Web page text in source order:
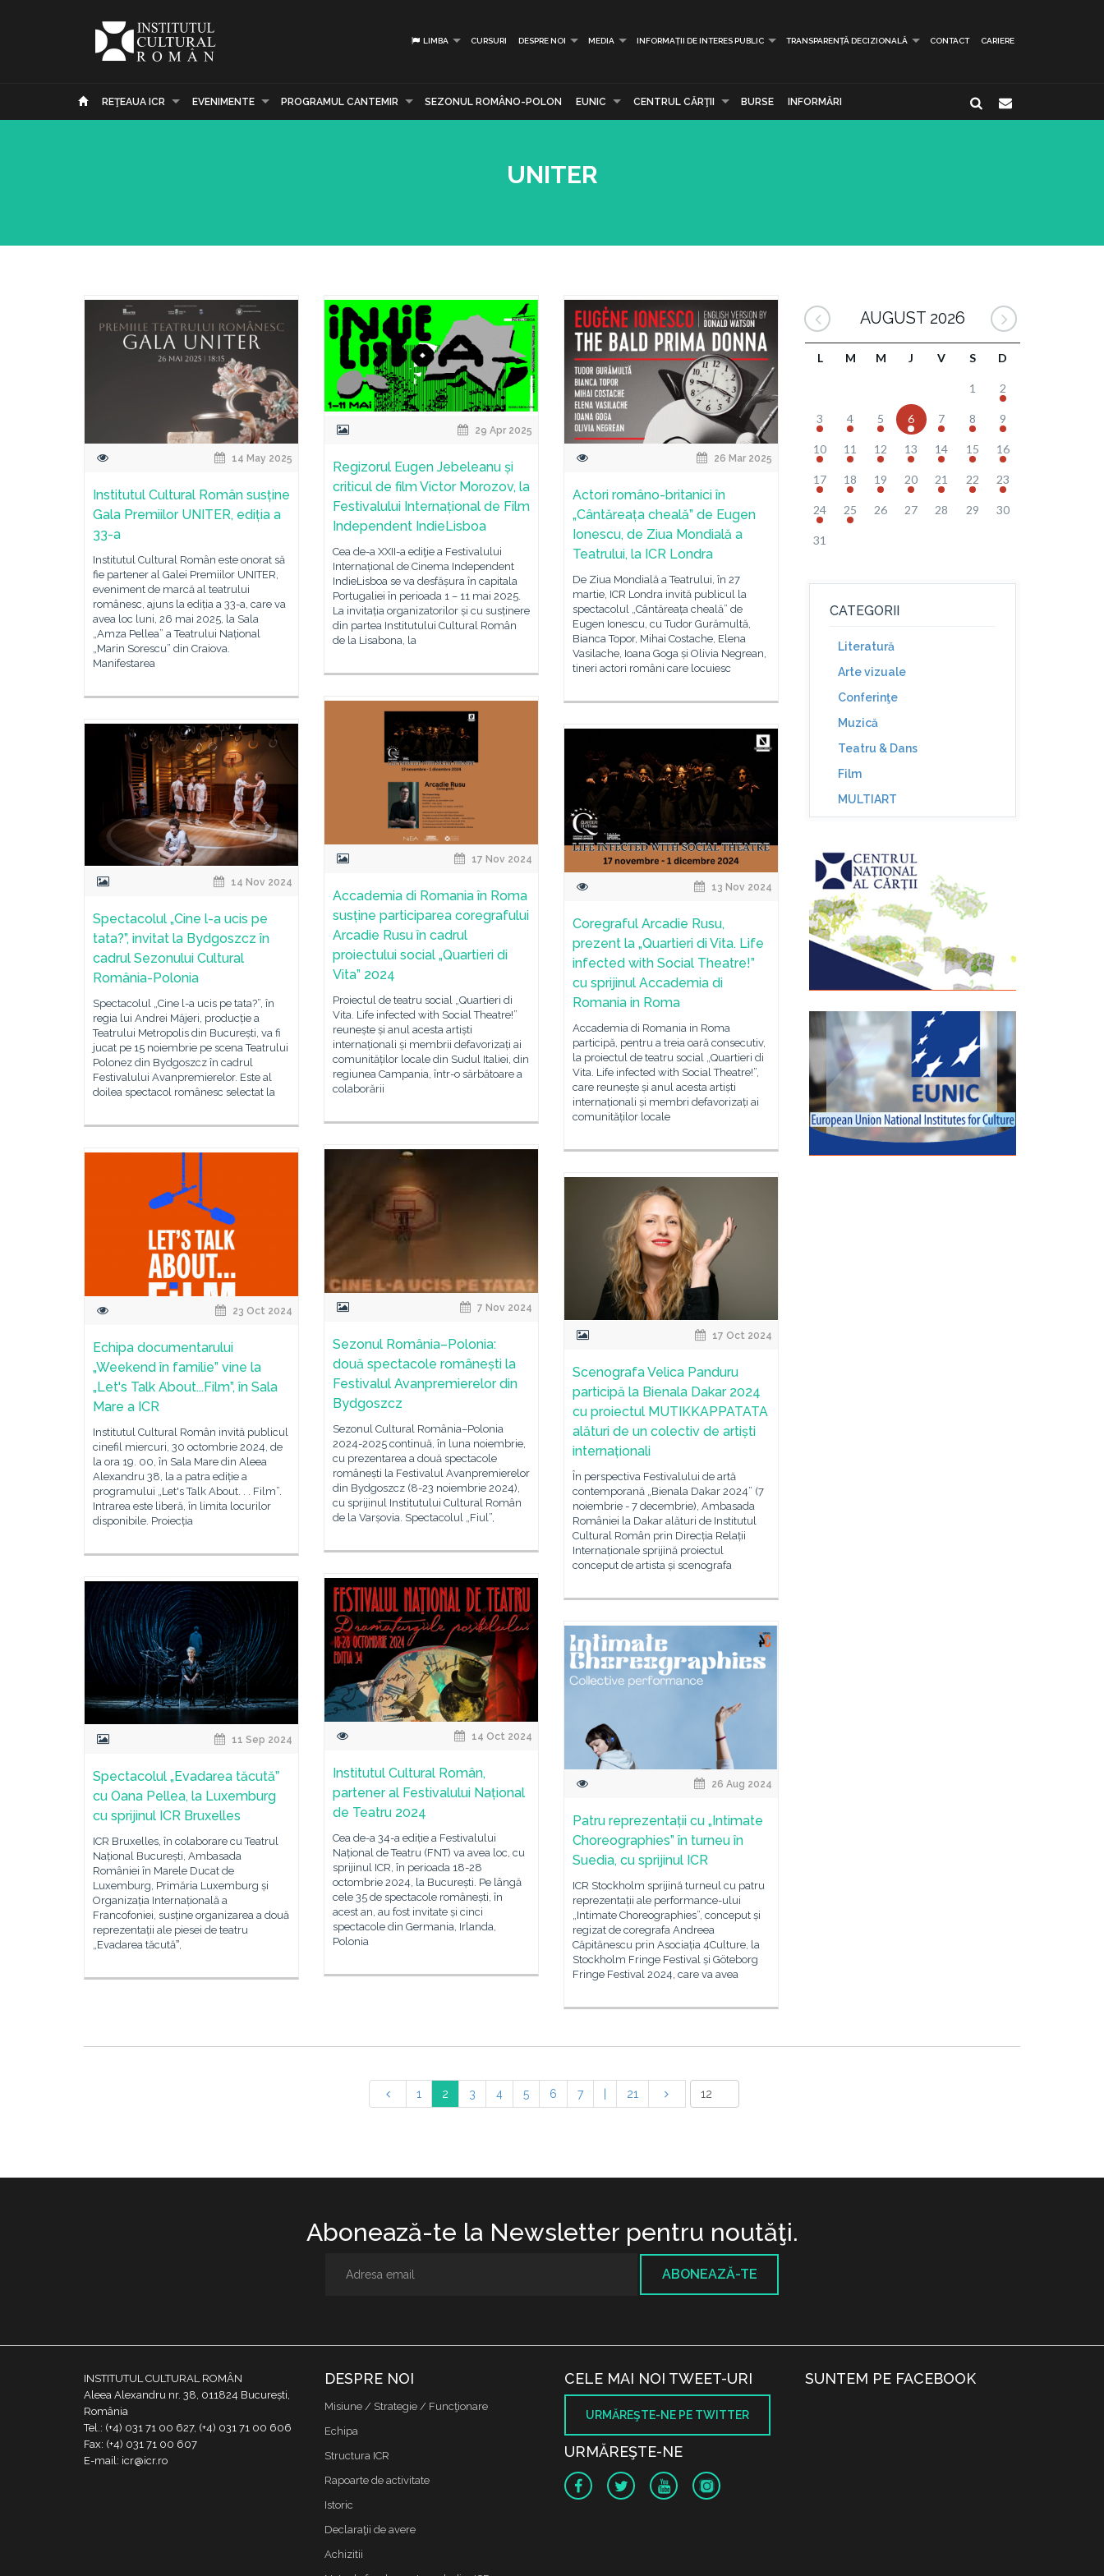
LIMBA CURSURI DESPRE NOI MEDIA INFORMAȚII DE INTERES PUBLIC TRANSPARENȚĂ DECIZIONALĂ CONTACT CARIERE
REŢEAUA ICR EVENIMENTE PROGRAMUL CANTEMIR SEZONUL ROMÂNO-POLON EUNIC CENTRUL CĂRŢII BURSE INFORMĂRI
UNITER
14 May 2025
Institutul Cultural Român susține
Gala Premiilor UNITER, ediția a
33-a
Institutul Cultural Român este onorat să
fie partener al Galei Premiilor UNITER,
eveniment de marcă al teatrului
românesc, ajuns la ediția a 33-a, care va
avea loc luni, 26 mai 2025, la Sala
„Amza Pellea” a Teatrului Național
„Marin Sorescu” din Craiova.
Manifestarea
29 Apr 2025
Regizorul Eugen Jebeleanu și
criticul de film Victor Morozov, la
Festivalului Internațional de Film
Independent IndieLisboa
Cea de-a XXII-a ediţie a Festivalului
Internațional de Cinema Independent
IndieLisboa se va desfășura în capitala
Portugaliei în perioada 1 – 11 mai 2025.
La invitația organizatorilor și cu susținere
din partea Institutului Cultural Român
de la Lisabona, la
26 Mar 2025
Actori româno-britanici în
„Cântăreața cheală” de Eugen
Ionescu, de Ziua Mondială a
Teatrului, la ICR Londra
De Ziua Mondială a Teatrului, în 27
martie, ICR Londra invită publicul la
spectacolul „Cântăreața cheală” de
Eugen Ionescu, cu Tudor Gurămultă,
Bianca Topor, Mihai Costache, Elena
Vasilache, Ioana Goga și Olivia Negrean,
tineri actori români care locuiesc
17 Nov 2024
Accademia di Romania în Roma
susține participarea coregrafului
Arcadie Rusu în cadrul
proiectului social „Quartieri di
Vita” 2024
Proiectul de teatru social „Quartieri di
Vita. Life infected with Social Theatre!”
reunește și anul acesta artiști
internaționali și membrii defavorizați ai
comunităților locale din Sudul Italiei, din
regiunea Campania, într-o sărbătoare a
colaborării
14 Nov 2024
Spectacolul „Cine l-a ucis pe
tata?”, invitat la Bydgoszcz în
cadrul Sezonului Cultural
România-Polonia
Spectacolul „Cine l-a ucis pe tata?”, în
regia lui Andrei Măjeri, producție a
Teatrului Metropolis din București, va fi
jucat pe 15 noiembrie pe scena Teatrului
Polonez din Bydgoszcz în cadrul
Festivalului Avanpremierelor. Este al
doilea spectacol românesc selectat la
13 Nov 2024
Coregraful Arcadie Rusu,
prezent la „Quartieri di Vita. Life
infected with Social Theatre!”
cu sprijinul Accademia di
Romania in Roma
Accademia di Romania in Roma
participă, pentru a treia oară consecutiv,
la proiectul de teatru social „Quartieri di
Vita. Life infected with Social Theatre!”,
care reunește și anul acesta artiști
internaționali și membri defavorizați ai
comunităților locale
7 Nov 2024
Sezonul România–Polonia:
două spectacole românești la
Festivalul Avanpremierelor din
Bydgoszcz
Sezonul Cultural România–Polonia
2024-2025 continuă, în luna noiembrie,
cu prezentarea a două spectacole
românești la Festivalul Avanpremierelor
din Bydgoszcz (8-23 noiembrie 2024),
cu sprijinul Institutului Cultural Român
de la Varșovia. Spectacolul „Fiul”,
23 Oct 2024
Echipa documentarului
„Weekend în familie” vine la
„Let's Talk About...Film”, în Sala
Mare a ICR
Institutul Cultural Român invită publicul
cinefil miercuri, 30 octombrie 2024, de
la ora 19. 00, în Sala Mare din Aleea
Alexandru 38, la a patra ediție a
programului „Let's Talk About. . . Film”.
Intrarea este liberă, în limita locurilor
disponibile. Proiecția
17 Oct 2024
Scenografa Velica Panduru
participă la Bienala Dakar 2024
cu proiectul MUTIKKAPPATATA
alături de un colectiv de artiști
internaționali
În perspectiva Festivalului de artă
contemporană „Bienala Dakar 2024” (7
noiembrie - 7 decembrie), Ambasada
României la Dakar alături de Institutul
Cultural Român prin Direcția Relații
Internaționale sprijină proiectul
conceput de artista și scenografa
14 Oct 2024
Institutul Cultural Român,
partener al Festivalului Național
de Teatru 2024
Cea de-a 34-a ediție a Festivalului
Național de Teatru (FNT) va avea loc, cu
sprijinul ICR, în perioada 18-28
octombrie 2024, la București. Pe lângă
cele 35 de spectacole românești, în
acest an, au fost invitate și cinci
spectacole din Germania, Irlanda,
Polonia
11 Sep 2024
Spectacolul „Evadarea tăcutăˮ
cu Oana Pellea, la Luxemburg
cu sprijinul ICR Bruxelles
ICR Bruxelles, în colaborare cu Teatrul
Național București, Ambasada
României în Marele Ducat de
Luxemburg, Primăria Luxemburg și
Organizația Internațională a
Francofoniei, susține organizarea a două
reprezentații ale piesei de teatru
„Evadarea tăcutăˮ,
26 Aug 2024
Patru reprezentații cu „Intimate
Choreographies” în turneu în
Suedia, cu sprijinul ICR
ICR Stockholm sprijină turneul cu patru
reprezentații ale performance-ului
„Intimate Choreographies”, conceput și
regizat de coregrafa Andreea
Căpitănescu prin Asociația 4Culture, la
Stockholm Fringe Festival și Göteborg
Fringe Festival 2024, care va avea
AUGUST 2026
L M M J V S D
1 2
3 4 5 6 7 8 9
10 11 12 13 14 15 16
17 18 19 20 21 22 23
24 25 26 27 28 29 30
31
CATEGORII
Literatură
Arte vizuale
Conferinţe
Muzică
Teatru & Dans
Film
MULTIART
1 2 3 4 5 6 7 21
Abonează-te la Newsletter pentru noutăţi.
ABONEAZĂ-TE
INSTITUTUL CULTURAL ROMÂN
Aleea Alexandru nr. 38, 011824 București,
România
Tel.: (+4) 031 71 00 627, (+4) 031 71 00 606
Fax: (+4) 031 71 00 607
E-mail: icr@icr.ro
DESPRE NOI
Misiune / Strategie / Funcţionare
Echipa
Structura ICR
Rapoarte de activitate
Istoric
Declaraţii de avere
Achizitii
CELE MAI NOI TWEET-URI
URMĂREŞTE-NE PE TWITTER
URMĂREŞTE-NE
SUNTEM PE FACEBOOK